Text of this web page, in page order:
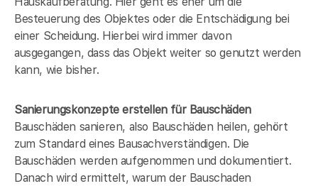
Besteuerung des Objektes oder die Entschädigung bei
einer Scheidung. Hierbei wird immer davon
ausgegangen, dass das Objekt weiter so genutzt werden
kann, wie bisher.
Sanierungskonzepte erstellen für Bauschäden
Bauschäden sanieren, also Bauschäden heilen, gehört
zum Standard eines Bausachverständigen. Die
Bauschäden werden aufgenommen und dokumentiert.
Danach wird ermittelt, warum der Bauschaden